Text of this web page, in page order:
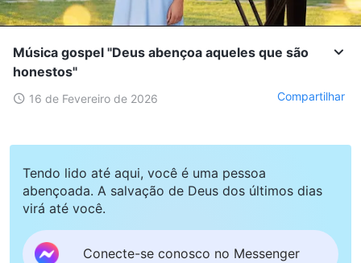
Música gospel "Deus abençoa aqueles que são
honestos"
16 de Fevereiro de 2026 Compartilhar
Tendo lido até aqui, você é uma pessoa
abençoada. A salvação de Deus dos últimos dias
virá até você.
Conecte-se conosco no Messenger